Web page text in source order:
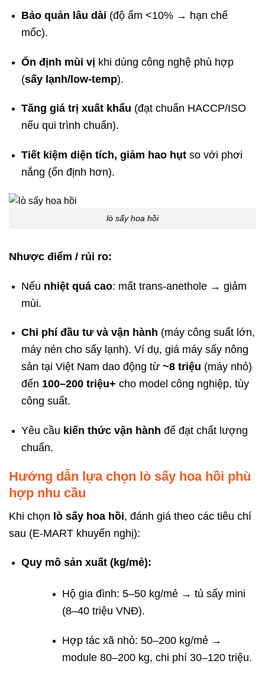
Bảo quản lâu dài (độ ẩm <10% → hạn chế
mốc).
Ổn định mùi vị khi dùng công nghệ phù hợp
(sấy lạnh/low-temp).
Tăng giá trị xuất khẩu (đạt chuẩn HACCP/ISO
nếu qui trình chuẩn).
Tiết kiệm diện tích, giảm hao hụtso với phơi
nắng (ổn định hơn).
lò sấy hoa hồi
Nhược điểm / rủi ro:
Nếu nhiệt quá cao: mất trans-anethole → giảm
mùi.
Chi phí đầu tư và vận hành (máy công suất lớn,
máy nén cho sấy lạnh). Ví dụ, giá máy sấy nông
sản tại Việt Nam dao động từ ~8 triệu (máy nhỏ)
đến 100–200 triệu+ cho model công nghiệp, tùy
công suất.
Yêu cầu kiến thức vận hành để đạt chất lượng
chuẩn.
Hướng dẫn lựa chọn lò sấy hoa hồi phù
hợp nhu cầu
Khi chọn lò sấy hoa hồi, đánh giá theo các tiêu chí
sau (E-MART khuyến nghị):
Quy mô sản xuất (kg/mẻ):
Hộ gia đình: 5–50 kg/mẻ → tủ sấy mini
(8–40 triệu VNĐ).
Hợp tác xã nhỏ: 50–200 kg/mẻ →
module 80–200 kg, chi phí 30–120 triệu.